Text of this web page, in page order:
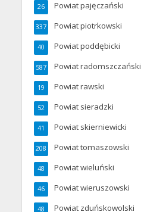
Powiat pajęczański
26
Powiat piotrkowski
337
Powiat poddębicki
40
Powiat radomszczański
587
Powiat rawski
19
Powiat sieradzki
52
Powiat skierniewicki
41
Powiat tomaszowski
208
Powiat wieluński
48
Powiat wieruszowski
46
Powiat zduńskowolski
48